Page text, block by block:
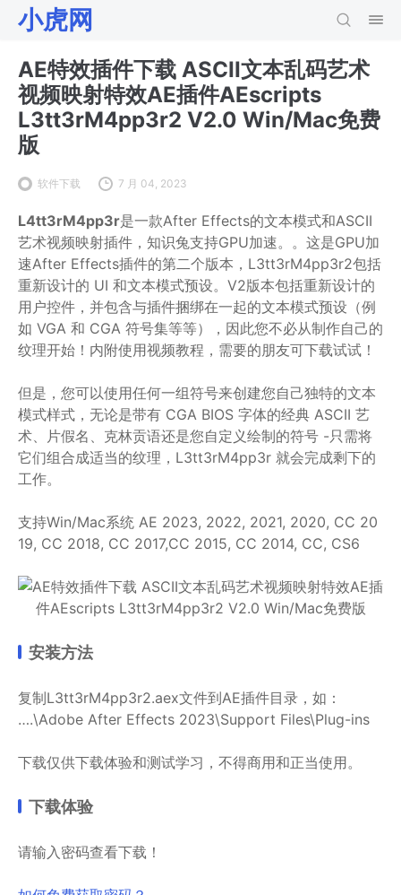
小虎网
AE特效插件下载 ASCII文本乱码艺术
视频映射特效AE插件AEscripts
L3tt3rM4pp3r2 V2.0 Win/Mac免费
版
软件下载 7 月 04, 2023
L4tt3rM4pp3r是一款After Effects的文本模式和ASCII
艺术视频映射插件，知识兔支持GPU加速。。这是GPU加
速After Effects插件的第二个版本，L3tt3rM4pp3r2包括
重新设计的 UI 和文本模式预设。V2版本包括重新设计的
用户控件，并包含与插件捆绑在一起的文本模式预设（例
如 VGA 和 CGA 符号集等等），因此您不必从制作自己的
纹理开始！内附使用视频教程，需要的朋友可下载试试！
但是，您可以使用任何一组符号来创建您自己独特的文本
模式样式，无论是带有 CGA BIOS 字体的经典 ASCII 艺
术、片假名、克林贡语还是您自定义绘制的符号 -只需将
它们组合成适当的纹理，L3tt3rM4pp3r 就会完成剩下的
工作。
支持Win/Mac系统 AE 2023, 2022, 2021, 2020, CC 20
19, CC 2018, CC 2017,CC 2015, CC 2014, CC, CS6
安装方法
复制L3tt3rM4pp3r2.aex文件到AE插件目录，如：
….\Adobe After Effects 2023\Support Files\Plug-ins
下载仅供下载体验和测试学习，不得商用和正当使用。
下载体验
请输入密码查看下载！